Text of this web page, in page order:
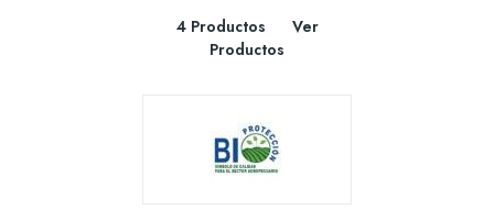
4 Productos
Ver
Productos